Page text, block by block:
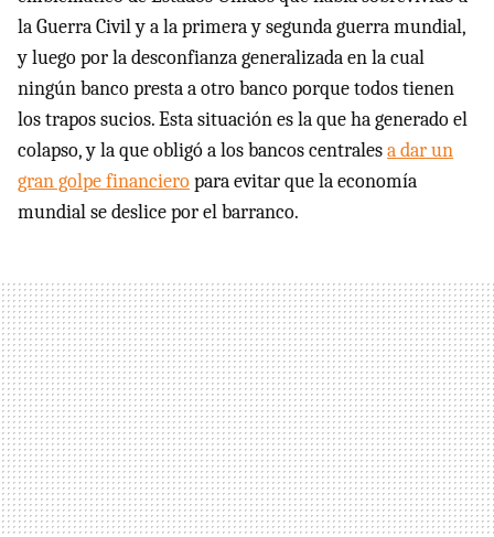
la Guerra Civil y a la primera y segunda guerra mundial,
y luego por la desconfianza generalizada en la cual
ningún banco presta a otro banco porque todos tienen
los trapos sucios. Esta situación es la que ha generado el
colapso, y la que obligó a los bancos centralesa dar un
gran golpe financieropara evitar que la economía
mundial se deslice por el barranco.